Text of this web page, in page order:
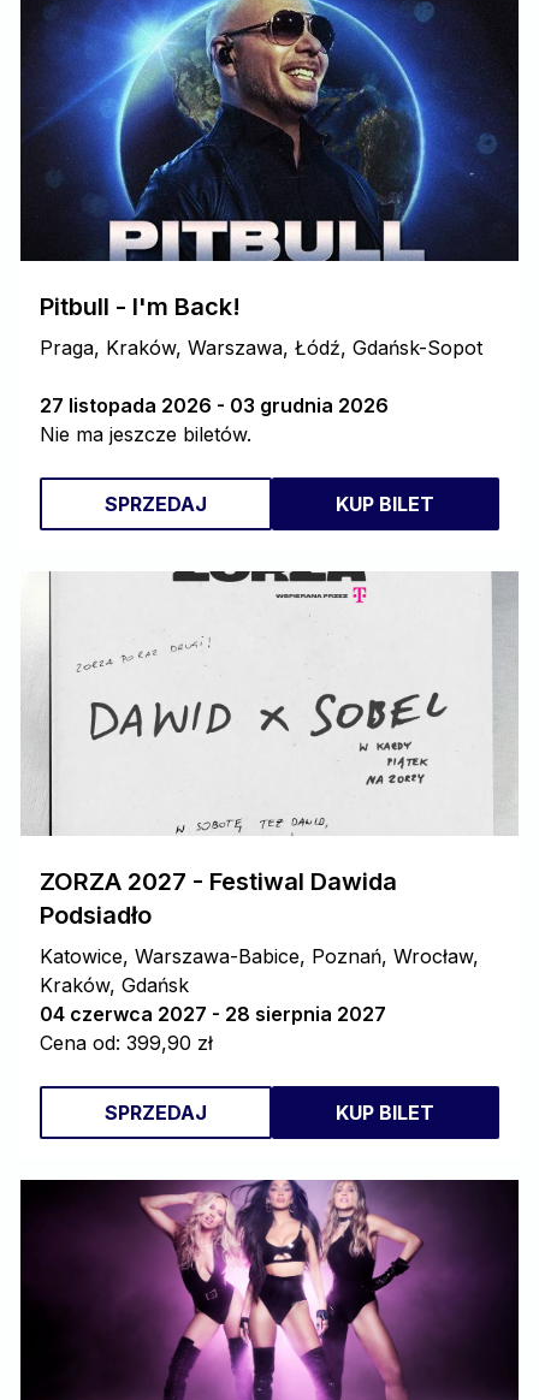
Pitbull - I'm Back!
Praga, Kraków, Warszawa, Łódź, Gdańsk-Sopot
27 listopada 2026 - 03 grudnia 2026
Nie ma jeszcze biletów.
SPRZEDAJ KUP BILET
ZORZA 2027 - Festiwal Dawida
Podsiadło
Katowice, Warszawa-Babice, Poznań, Wrocław,
Kraków, Gdańsk
04 czerwca 2027 - 28 sierpnia 2027
Cena od: 399,90 zł
SPRZEDAJ KUP BILET